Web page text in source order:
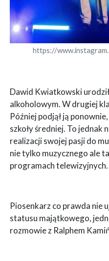
https://
Dawid Kwiatkowski
alkoholowym. W drugiej
Później podjął ją
szkoły średniej. To jednak
realizacji swojej pasji do
nie tylko muzycznego ale
programach telewizyjnych.
Piosenkarz co prawda nie
statusu majątkowego,
rozmowie z Ralphem